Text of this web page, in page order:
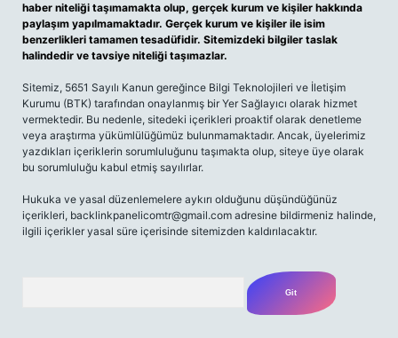
haber niteliği taşımamakta olup, gerçek kurum ve kişiler hakkında
paylaşım yapılmamaktadır. Gerçek kurum ve kişiler ile isim
benzerlikleri tamamen tesadüfidir. Sitemizdeki bilgiler taslak
halindedir ve tavsiye niteliği taşımazlar.
Sitemiz, 5651 Sayılı Kanun gereğince Bilgi Teknolojileri ve İletişim
Kurumu (BTK) tarafından onaylanmış bir Yer Sağlayıcı olarak hizmet
vermektedir. Bu nedenle, sitedeki içerikleri proaktif olarak denetleme
veya araştırma yükümlülüğümüz bulunmamaktadır. Ancak, üyelerimiz
yazdıkları içeriklerin sorumluluğunu taşımakta olup, siteye üye olarak
bu sorumluluğu kabul etmiş sayılırlar.
Hukuka ve yasal düzenlemelere aykırı olduğunu düşündüğünüz
içerikleri, backlinkpanelicomtr@gmail.com adresine bildirmeniz halinde,
ilgili içerikler yasal süre içerisinde sitemizden kaldırılacaktır.